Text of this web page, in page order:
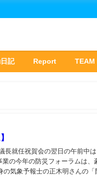
記 Report TEAM
長就任祝賀会の翌日の午前中
業の今年の防災フォーラムは
気象予報士の正木明さんの「